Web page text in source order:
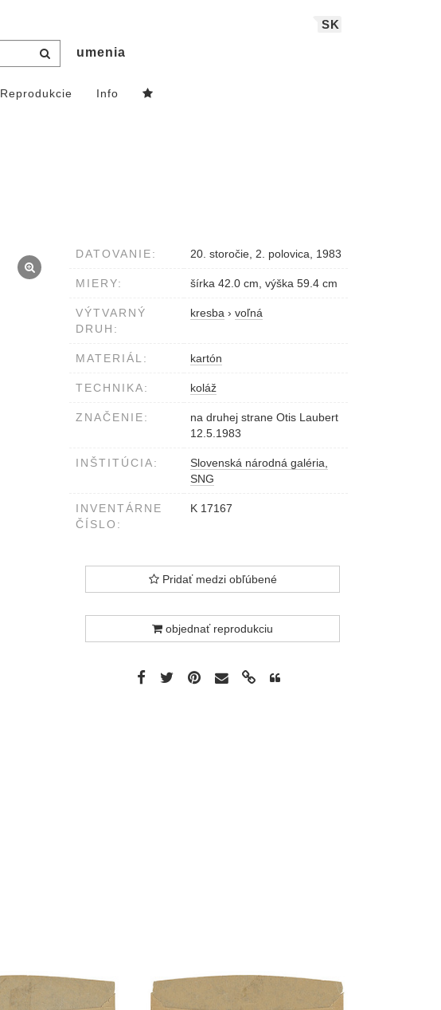
SK
umenia
Reprodukcie Info
DATOVANIE: 20. storočie, 2. polovica, 1983
MIERY: šírka 42.0 cm, výška 59.4 cm
VÝTVARNÝ
DRUH:
kresba › voľná
MATERIÁL: kartón
TECHNIKA: koláž
ZNAČENIE:
na druhej strane Otis Laubert
12.5.1983
INŠTITÚCIA:
Slovenská národná galéria,
SNG
INVENTÁRNE
ČÍSLO:
K 17167
Pridať medzi obľúbené
objednať reprodukciu